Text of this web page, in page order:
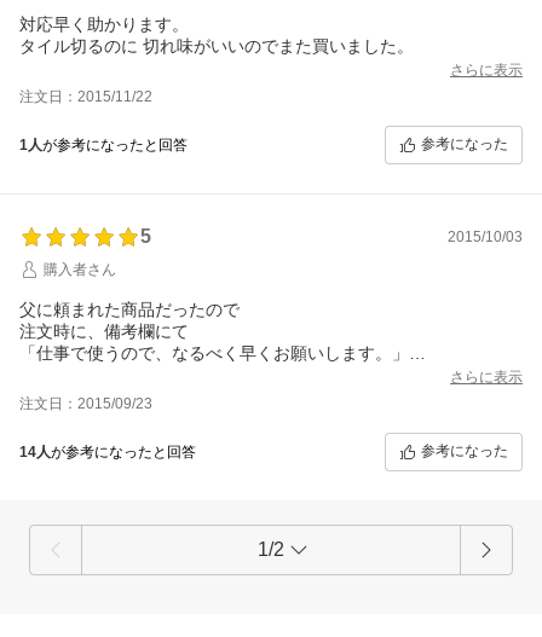
対応早く助かります。
タイル切るのに 切れ味がいいのでまた買いました。
さらに表示
注文日：2015/11/22
1人が参考になったと回答 参考になった
5
2015/10/03
購入者さん
父に頼まれた商品だったので
注文時に、備考欄にて
「仕事で使うので、なるべく早くお願いします。」
翌日には発送して頂け、助かりました。
さらに表示
注文日：2015/09/23
14人が参考になったと回答 参考になった
1/2